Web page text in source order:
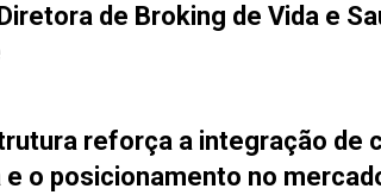
de Broking de Vida e
reforça a integração de
o posicionamento no